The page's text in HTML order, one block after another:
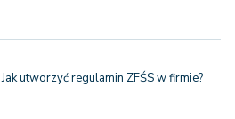
Jak utworzyć regulamin ZFŚS w firmie?